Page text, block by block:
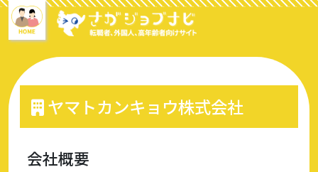
ヤマトカンキョウ株式会社
会社概要